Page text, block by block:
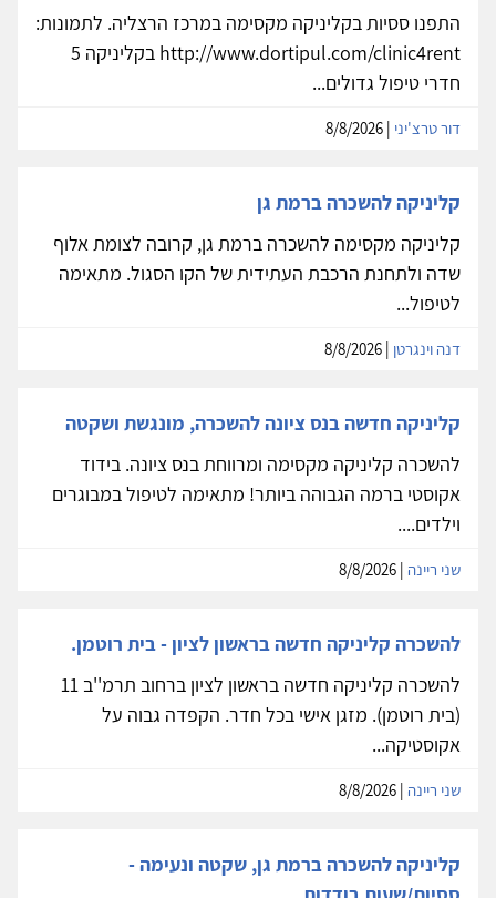
התפנו ססיות בקליניקה מקסימה במרכז הרצליה. לתמונות:
http://www.dortipul.com/clinic4rent בקליניקה 5
חדרי טיפול גדולים...
דור טרצ'יני
קליניקה להשכרה ברמת גן
קליניקה מקסימה להשכרה ברמת גן, קרובה לצומת אלוף
שדה ולתחנת הרכבת העתידית של הקו הסגול. מתאימה
לטיפול...
דנה וינגרטן
קליניקה חדשה בנס ציונה להשכרה, מונגשת ושקטה
להשכרה קליניקה מקסימה ומרווחת בנס ציונה. בידוד
אקוסטי ברמה הגבוהה ביותר! מתאימה לטיפול במבוגרים
וילדים....
שני ריינה
להשכרה קליניקה חדשה בראשון לציון - בית רוטמן.
להשכרה קליניקה חדשה בראשון לציון ברחוב תרמ''ב 11
(בית רוטמן). מזגן אישי בכל חדר. הקפדה גבוה על
אקוסטיקה...
שני ריינה
קליניקה להשכרה ברמת גן, שקטה ונעימה -